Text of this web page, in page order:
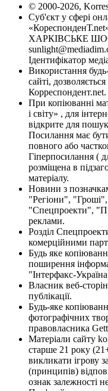
© 2000-2026,
Суб'єкт у сфері
ХАРКІВСЬКЕ
Ідентифікатор
Використання
сайті,
Корреспондент.net.
При копіюванні
і світу» , для
відкрите для
Посилання має
повного або
Гіперпосилання (
розміщена в
матеріалу.
Новини з
"Регіони",
"Спецпроекти",
реклами.
Розділ
комерційними
Будь яке
поширення
"Інтерфакс-
Власник веб-
публікації.
Будь-яке
фотографічних
правовласника
Матеріали сайту
старше 21 року
викликати ігрову
(принципів)
ознак залежності